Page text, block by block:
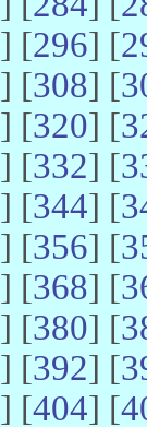
] [296] [
] [308] [
] [320] [
] [332] [
] [344] [
] [356] [
] [368] [
] [380] [
] [392] [
] [404] [